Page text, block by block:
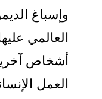
الديمومة
عليها.
آخرين
الإنساني